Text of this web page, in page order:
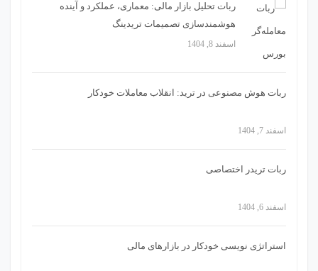
ربات تحلیل بازار مالی: معماری، عملکرد و آینده
هوشمندسازی تصمیمات تریدینگ
اسفند 8, 1404
ربات هوش مصنوعی در ترید: انقلاب معاملات خودکار
اسفند 7, 1404
ربات تریدر اختصاصی
اسفند 6, 1404
استراتژی‌ نویسی خودکار در بازارهای مالی